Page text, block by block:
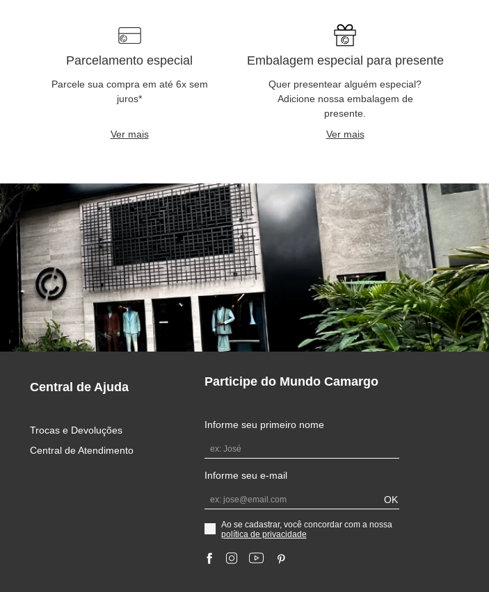
Parcelamento especial
Parcele sua compra em até 6x sem
juros*
Ver mais
Embalagem especial para presente
Quer presentear alguém especial?
Adicione nossa embalagem de
presente.
Ver mais
Central de Ajuda
Trocas e Devoluções
Central de Atendimento
Participe do Mundo Camargo
Informe seu primeiro nome
Informe seu e-mail
OK
Ao se cadastrar, você concordar com a nossa
política de privacidade